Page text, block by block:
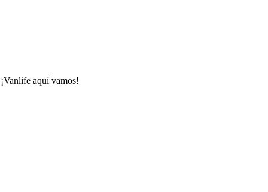
aquí vamos!